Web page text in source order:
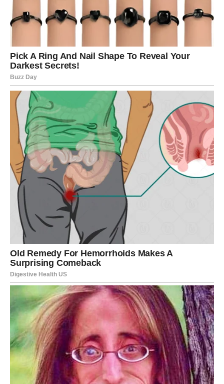
Možda ne na način koji ste očekivali.
Ali sigurno na način koji vam može donijeti mnogo sreće.
JEDAN DOGAĐAJ MIJENJA SVE
Vrlo uskoro mogli biste doživjeti situaciju koja će na prvi
pogled djelovati sasvim obična.
Možda razgovor.
Možda susret.
Možda poruka.
Možda poslovna ponuda.
Ali upravo taj trenutak mogao bi pokrenuti niz događaja